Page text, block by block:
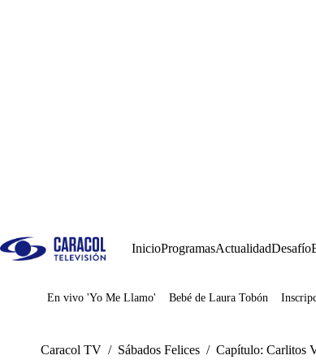
InicioProgramasActualidadDesafío
Juegos
En vivo 'Yo Me Llamo' Bebé de Laura Tobón
Caracol TV / Sábados Felices / Capítulo: Carlitos